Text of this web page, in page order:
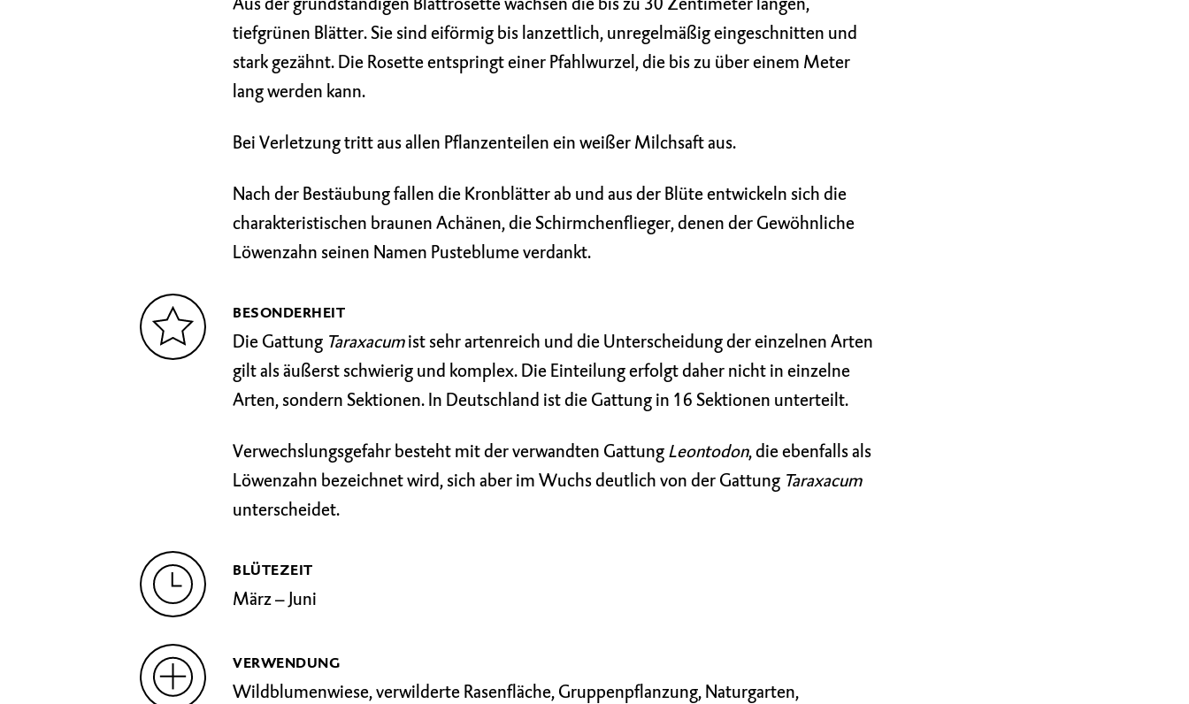
tiefgrünen Blätter. Sie sind eiförmig bis lanzettlich, unregelmäßig eingeschnitten und
stark gezähnt. Die Rosette entspringt einer Pfahlwurzel, die bis zu über einem Meter
lang werden kann.
Bei Verletzung tritt aus allen Pflanzenteilen ein weißer Milchsaft aus.
Nach der Bestäubung fallen die Kronblätter ab und aus der Blüte entwickeln sich die
charakteristischen braunen Achänen, die Schirmchenflieger, denen der Gewöhnliche
Löwenzahn seinen Namen Pusteblume verdankt.
BESONDERHEIT
Die Gattung Taraxacumist sehr artenreich und die Unterscheidung der einzelnen Arten
gilt als äußerst schwierig und komplex. Die Einteilung erfolgt daher nicht in einzelne
Arten, sondern Sektionen. In Deutschland ist die Gattung in 16 Sektionen unterteilt.
Verwechslungsgefahr besteht mit der verwandten Gattung Leontodon, die ebenfalls als
Löwenzahn bezeichnet wird, sich aber im Wuchs deutlich von der Gattung Taraxacum
unterscheidet.
BLÜTEZEIT
März – Juni
VERWENDUNG
Wildblumenwiese, verwilderte Rasenfläche, Gruppenpflanzung, Naturgarten,